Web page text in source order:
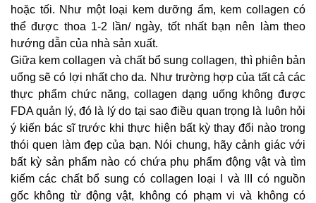
hoặc tối. Như một loại kem dưỡng ẩm, kem collagen có
thể được thoa 1-2 lần/ ngày, tốt nhất bạn nên làm theo
hướng dẫn của nhà sản xuất.
Giữa kem collagen và chất bổ sung collagen, thì phiên bản
uống sẽ có lợi nhất cho da. Như trường hợp của tất cả các
thực phẩm chức năng, collagen dạng uống không được
FDA quản lý, đó là lý do tại sao điều quan trọng là luôn hỏi
ý kiến ​​bác sĩ trước khi thực hiện bất kỳ thay đổi nào trong
thói quen làm đẹp của bạn. Nói chung, hãy cảnh giác với
bất kỳ sản phẩm nào có chứa phụ phẩm động vật và tìm
kiếm các chất bổ sung có collagen loại I và III có nguồn
gốc không từ động vật, không có phạm vi và không có